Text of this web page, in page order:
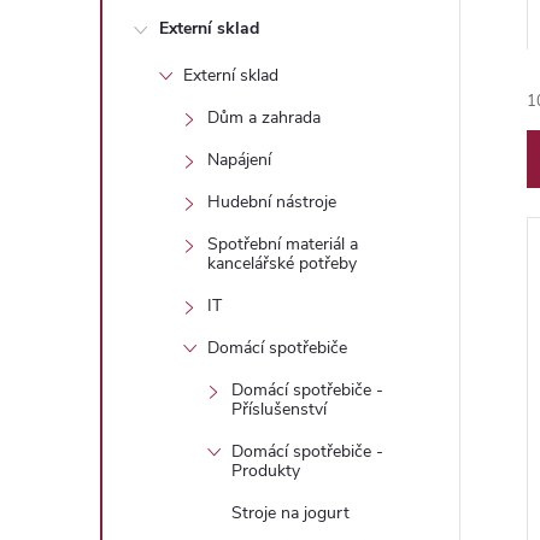
Externí sklad
Externí sklad
Dům a zahrada
Napájení
Hudební nástroje
Spotřební materiál a
kancelářské potřeby
IT
Domácí spotřebiče
Domácí spotřebiče -
Příslušenství
Domácí spotřebiče -
Produkty
Stroje na jogurt
a